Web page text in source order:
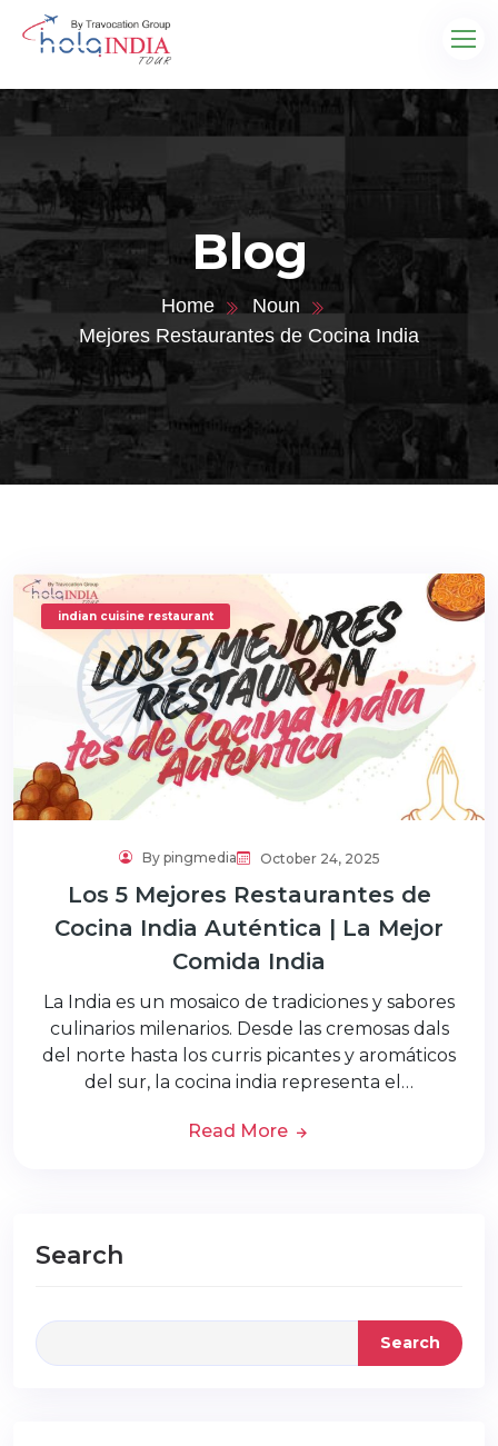
Blog
Home
Noun
Mejores Restaurantes de Cocina India
indian cuisine restaurant​
By pingmedia October 24, 2025
Los 5 Mejores Restaurantes de
Cocina India Auténtica | La Mejor
Comida India
La India es un mosaico de tradiciones y sabores
culinarios milenarios. Desde las cremosas dals
del norte hasta los curris picantes y aromáticos
del sur, la cocina india representa el…
Read More
Search
Search